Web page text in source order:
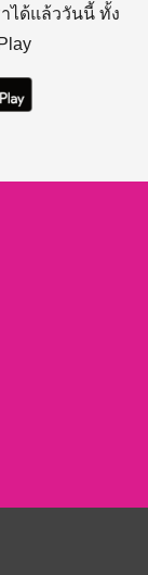
ได้แล้ววันนี้ ทั้ง